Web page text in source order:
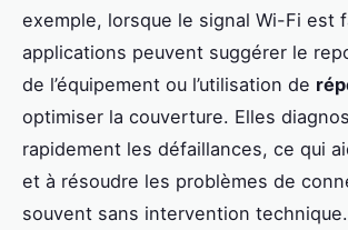
exemple, lorsque le signal Wi-Fi est
applications peuvent suggérer le
de l’équipement ou l’utilisation de
optimiser la couverture. Elles
rapidement les défaillances, ce qui
et à résoudre les problèmes de
souvent sans intervention technique.